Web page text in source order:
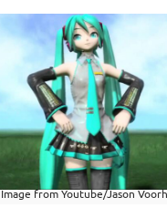
Image from Youtube/Jason